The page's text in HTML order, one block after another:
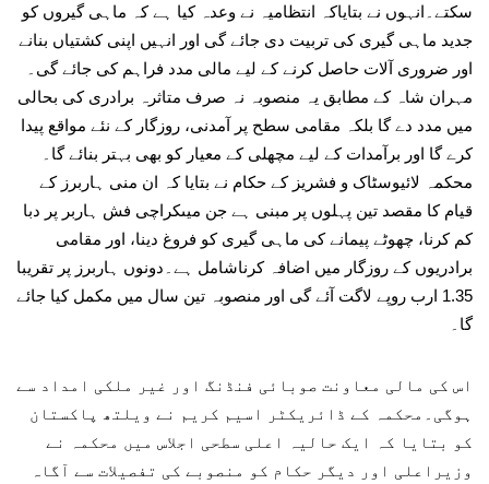
سکتے۔انہوں نے بتایاکہ انتظامیہ نے وعدہ کیا ہے کہ ماہی گیروں کو
جدید ماہی گیری کی تربیت دی جائے گی اور انہیں اپنی کشتیاں بنانے
اور ضروری آلات حاصل کرنے کے لیے مالی مدد فراہم کی جائے گی۔
مہران شاہ کے مطابق یہ منصوبہ نہ صرف متاثرہ برادری کی بحالی
میں مدد دے گا بلکہ مقامی سطح پر آمدنی، روزگار کے نئے مواقع پیدا
کرے گا اور برآمدات کے لیے مچھلی کے معیار کو بھی بہتر بنائے گا۔
محکمہ لائیوسٹاک و فشریز کے حکام نے بتایا کہ ان منی ہاربرز کے
قیام کا مقصد تین پہلوں پر مبنی ہے جن میںکراچی فش ہاربر پر دبا
کم کرنا، چھوٹے پیمانے کی ماہی گیری کو فروغ دینا، اور مقامی
برادریوں کے روزگار میں اضافہ کرناشامل ہے۔دونوں ہاربرز پر تقریبا
1.35 ارب روپے لاگت آئے گی اور منصوبہ تین سال میں مکمل کیا جائے
گا۔
اس کی مالی معاونت صوبائی فنڈنگ اور غیر ملکی امداد سے
ہوگی۔محکمہ کے ڈائریکٹر اسیم کریم نے ویلتھ پاکستان
کو بتایا کہ ایک حالیہ اعلی سطحی اجلاس میں محکمہ نے
وزیراعلی اور دیگر حکام کو منصوبے کی تفصیلات سے آگاہ